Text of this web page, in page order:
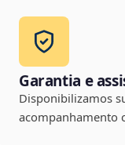
Garantia e
Disponibilizamos
acompanhamento